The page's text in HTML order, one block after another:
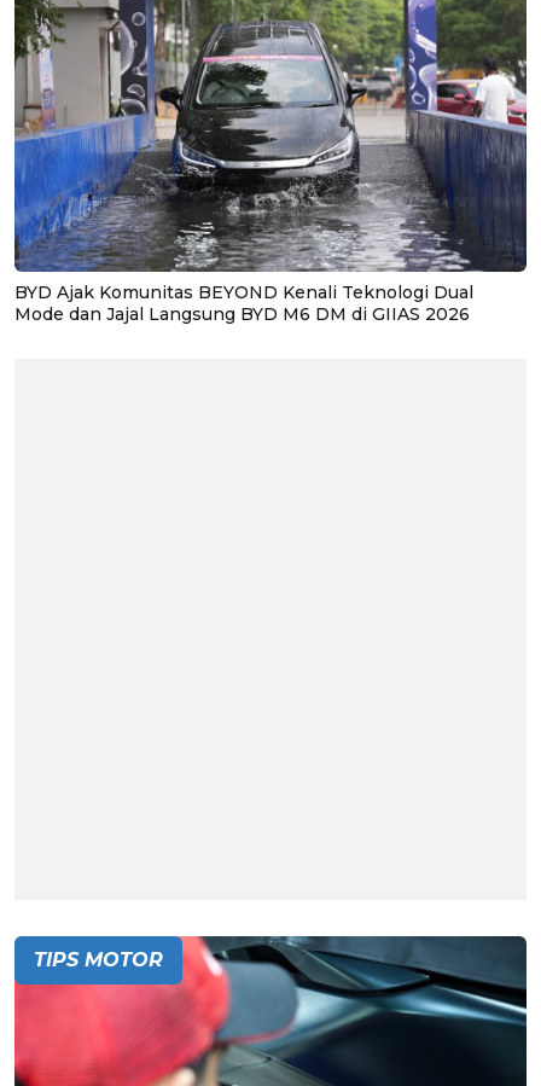
BYD Ajak Komunitas BEYOND Kenali Teknologi Dual
Mode dan Jajal Langsung BYD M6 DM di GIIAS 2026
TIPS MOTOR